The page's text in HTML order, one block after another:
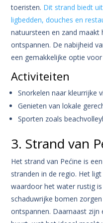
toeristen. Dit strand biedt
ligbedden, douches en
natuursteen en zand
ontspannen. De nabijheid
een gemakkelijke optie
Activiteiten
Snorkelen naar kleurrijke
Genieten van lokale
Sporten zoals
3. Strand van
Het strand van Pećine is
stranden in de regio. Het
waardoor het water rustig
schaduwrijke bomen
ontspannen. Daarnaast zijn